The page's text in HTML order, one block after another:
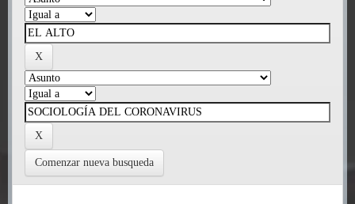
Comenzar nueva busqueda